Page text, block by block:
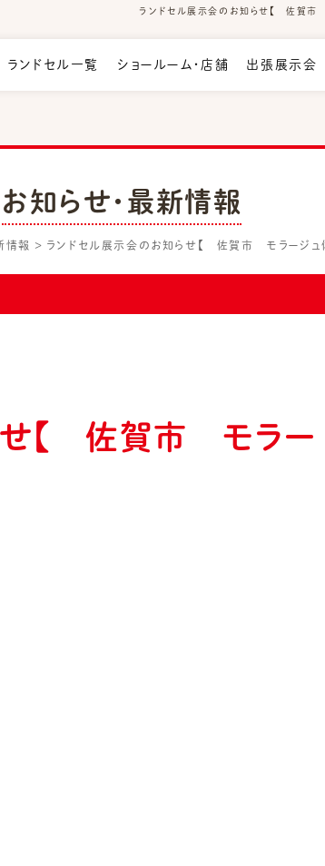
ランドセル展示会のお知らせ【 佐賀市
ランドセル一覧 ショールーム・店舗 出張展示会
お知らせ・最新情報
情報 ランドセル展示会のお知らせ【 佐賀市 モラージ
せ【 佐賀市 モラー